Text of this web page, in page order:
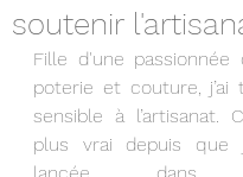
soutenir
Fille d'une passionnée
poterie et couture, j’ai
sensible à l’artisanat.
plus vrai depuis que